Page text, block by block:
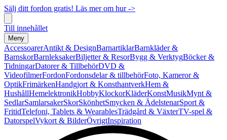
Sälj ditt fordon gratis! Läs mer om hur ->
Till innehållet
Meny
AccessoarerAntikt & DesignBarnartiklarBarnkläder &
BarnskorBarnleksakerBiljetter & ResorBygg & VerktygBöcker &
TidningarDatorer & TillbehörDVD &
VideofilmerFordonFordonsdelar & tillbehörFoto, Kameror &
OptikFrimärkenHandgjort & KonsthantverkHem &
HushållHemelektronikHobbyKlockorKläderKonstMusikMynt &
SedlarSamlarsakerSkorSkönhetSmycken & ÄdelstenarSport &
FritidTelefoni, Tablets & WearablesTrädgård & VäxterTV-spel &
DatorspelVykort & BilderÖvrigtInspiration